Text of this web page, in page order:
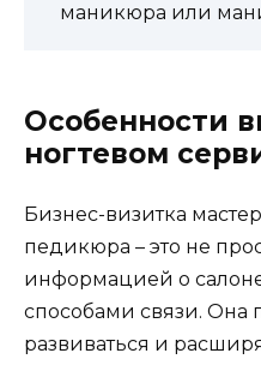
маникюра или
Особенности
ногтевом
Бизнес-визитка
педикюра – это не
информацией о
способами связи. Она
развиваться и